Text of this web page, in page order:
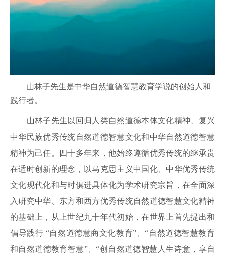
山林子先生是中华自然道德智慧教育学说的创始人和
践行者。
山林子先生以回归人类自然道德本体文化精神、复兴
中华民族优秀传统自然道德智慧文化和中华自然道德智慧
精神为己任。四十多年来，他始终遵循优秀传统的继承贵
在适时创新的理念，以马克思主义中国化、中华优秀传统
文化现代化和与时俱进具体化为学术研究宗旨，在全面深
入研究中华、东方和西方优秀传统自然道德智慧文化精神
的基础上，从上世纪九十年代初始，在世界上首先提出和
倡导践行 “自然道德慧商文化教育”、“自然道德智慧教育
和自然道德教育智慧”、“创自然道德智慧人生诗意，享自